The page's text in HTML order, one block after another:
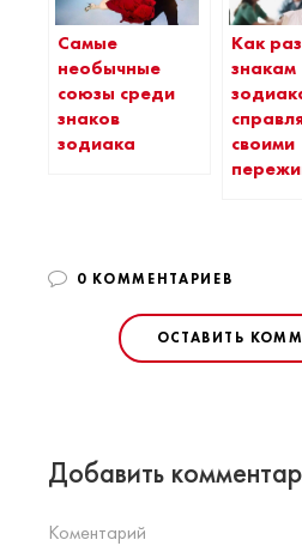
Самые
необычные
союзы среди
знаков
зодиака
Как
знакам
своими
0 КОММЕНТАРИЕВ
ОСТАВИТЬ
Добавить
Коментарий